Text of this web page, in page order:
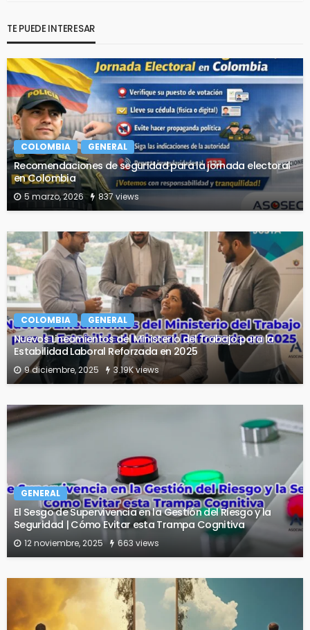
TE PUEDE INTERESAR
COLOMBIA GENERAL
Recomendaciones de seguridad para la jornada electoral
en Colombia
5 marzo, 2026 837 views
COLOMBIA GENERAL
Nuevos Lineamientos del Ministerio del Trabajo para la
Estabilidad Laboral Reforzada en 2025
9 diciembre, 2025 3.19K views
GENERAL
El Sesgo de Supervivencia en la Gestión del Riesgo y la
Seguridad | Cómo Evitar esta Trampa Cognitiva
12 noviembre, 2025 663 views